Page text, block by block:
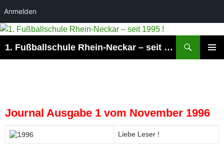
Anmelden
1. Fußballschule Rhein-Neckar – seit 1995 !
Journal Ausgabe 1 vom November 1996
Liebe Leser !